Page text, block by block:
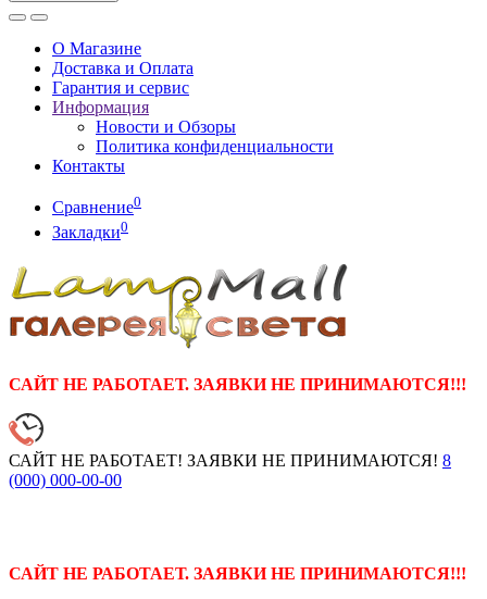
О Магазине
Доставка и Оплата
Гарантия и сервис
Информация
Новости и Обзоры
Политика конфиденциальности
Контакты
Сравнение0
Закладки0
САЙТ НЕ РАБОТАЕТ. ЗАЯВКИ НЕ ПРИНИМАЮТСЯ!!!
САЙТ НЕ РАБОТАЕТ! ЗАЯВКИ НЕ ПРИНИМАЮТСЯ! 8
(000) 000-00-00
САЙТ НЕ РАБОТАЕТ. ЗАЯВКИ НЕ ПРИНИМАЮТСЯ!!!